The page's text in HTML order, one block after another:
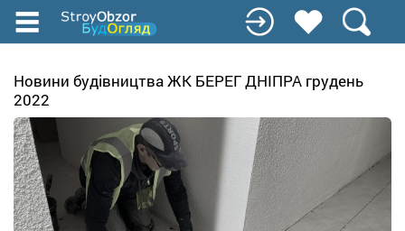
Перейти
содержанию
Новини будівництва ЖК БЕРЕГ ДНІПРА грудень
2022